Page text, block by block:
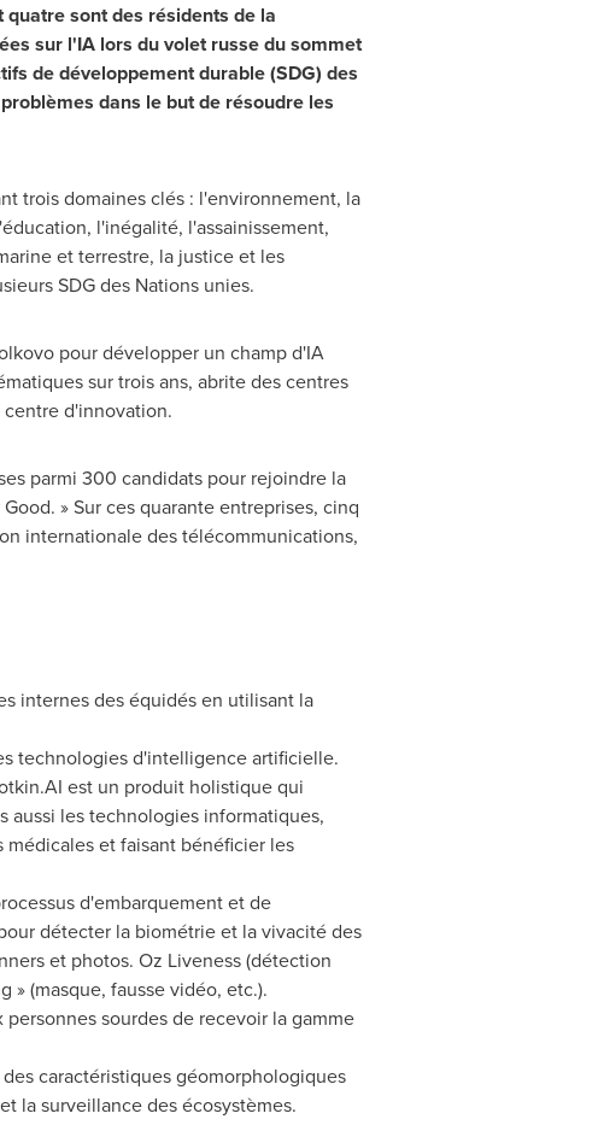
sont des résidents de la
sur l'IA lors du volet russe du sommet
de développement durable (SDG) des
dans le but de résoudre les
trois domaines clés : l'environnement, la
l'inégalité, l'assainissement,
et terrestre, la justice et les
SDG des Nations unies.
pour développer un champ d'IA
sur trois ans, abrite des centres
d'innovation.
parmi 300 candidats pour rejoindre la
» Sur ces quarante entreprises, cinq
internationale des télécommunications,
internes des équidés en utilisant la
technologies d'intelligence artificielle.
est un produit holistique qui
aussi les technologies informatiques,
et faisant bénéficier les
d'embarquement et de
détecter la biométrie et la vivacité des
et photos. Oz Liveness (détection
(masque, fausse vidéo, etc.).
sourdes de recevoir la gamme
caractéristiques géomorphologiques
la surveillance des écosystèmes.